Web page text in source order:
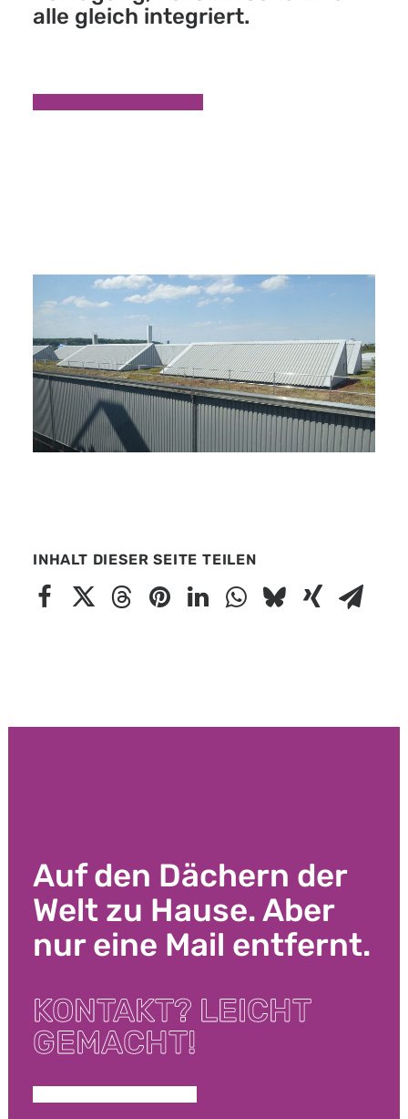
alle gleich integriert.
INHALT DIESER SEITE TEILEN
Auf den Dächern der
Welt zu Hause. Aber
nur eine Mail entfernt.
KONTAKT? LEICHT
GEMACHT!